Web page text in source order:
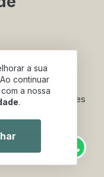
gira em
Cipó.
principais fontes
sustentando
a sua
continuar
a nossa
.